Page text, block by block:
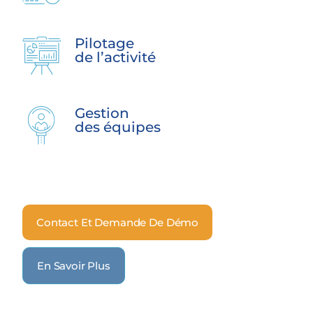
Pilotage
de l’activité
Gestion
des équipes
Contact Et Demande De Démo
En Savoir Plus